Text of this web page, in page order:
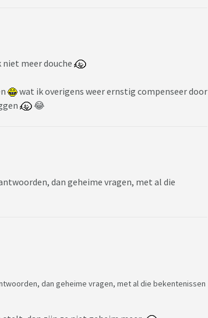
meer douche
wat ik overigens weer ernstig compenseer door
😂
dan geheime vragen, met al die
dan geheime vragen, met al die bekentenissen